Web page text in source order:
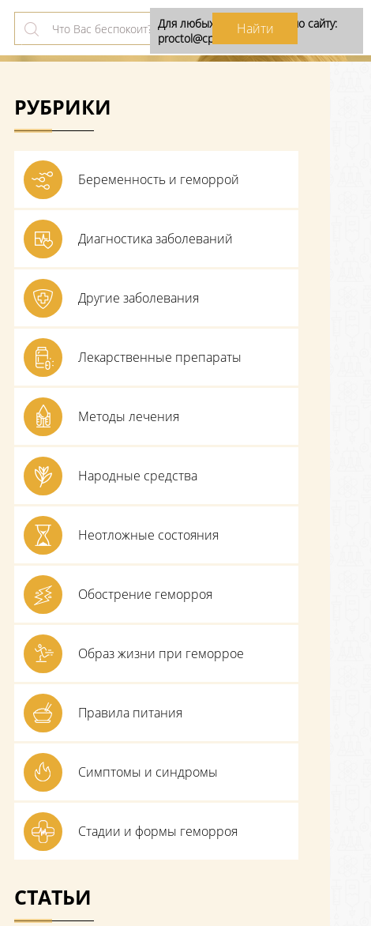
РУБРИКИ
Беременность и геморрой
Диагностика заболеваний
Другие заболевания
Лекарственные препараты
Методы лечения
Народные средства
Неотложные состояния
Обострение геморроя
Образ жизни при геморрое
Правила питания
Симптомы и синдромы
Стадии и формы геморроя
СТАТЬИ
Для любых предложений по сайту:
proctol@cp9.ru